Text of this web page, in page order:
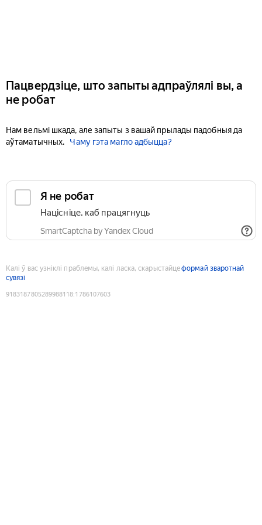
Пацвердзіце, што запыты адпраўлялі вы, а
не робат
Нам вельмі шкада, але запыты з вашай прылады падобныя да
аўтаматычных.
Чаму гэта магло адбыцца?
Я не робат
Націсніце, каб працягнуць
SmartCaptcha by Yandex Cloud
Калі ў вас узніклі праблемы, калі ласка, скарыстайцеформай зваротнай
сувязі
9183187805289988118:1786107603